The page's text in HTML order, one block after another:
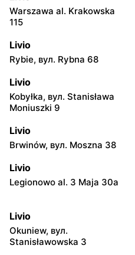
Warszawa al. Krakowska
115
Livio
Rybie, вул. Rybna 68
Livio
Kobyłka, вул. Stanisława
Moniuszki 9
Livio
Brwinów, вул. Moszna 38
Livio
Legionowo al. 3 Maja 30a
Livio
Okuniew, вул.
Stanisławowska 3